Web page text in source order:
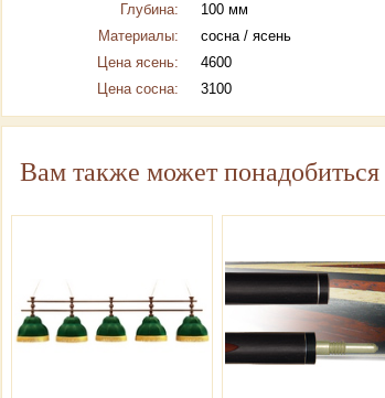
Глубина:
100 мм
Материалы:
сосна / ясень
Цена ясень:
4600
Цена сосна:
3100
Вам также может понадобиться